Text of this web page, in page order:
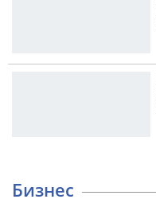
Бизнес